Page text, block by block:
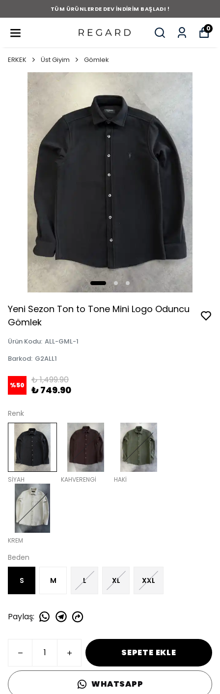
TÜM ÜRÜNLERDE DEV İNDİRİM BAŞLADI !
0
ERKEK Üst Giyim Gömlek
Yeni Sezon Ton to Tone Mini Logo Oduncu
Gömlek
Ürün Kodu: ALL-GML-1
Barkod: G2ALL1
%50 ₺ 1,499.90
₺ 749.90
Renk
SİYAH KAHVERENGİ HAKİ
KREM
Beden
S M L XL XXL
Paylaş:
SEPETE EKLE
WHATSAPP